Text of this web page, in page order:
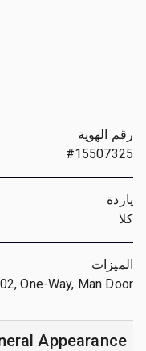
رقم الهوية
#15507325
ياردة
كلا
الميزات
One-Way, Man Door
Appearance